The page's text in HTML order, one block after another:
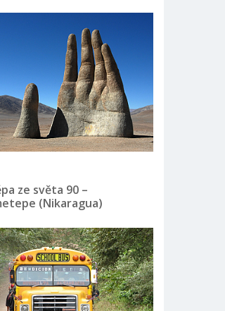
ze světa 90 –
(Nikaragua)